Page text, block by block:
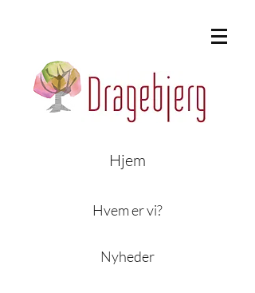
Hjem
Hvem er vi?
Nyheder